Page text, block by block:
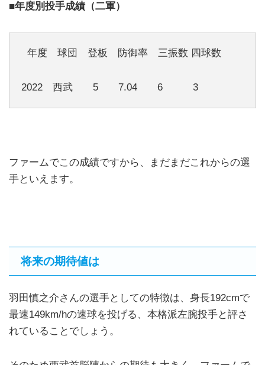
■年度別投手成績（二軍）
年度 球団 登板 防御率 三振数 四球数
2022 西武 5 7.04 6 3
ファームでこの成績ですから、まだまだこれからの選
手といえます。
将来の期待値は
羽田慎之介さんの選手としての特徴は、身長192cmで
最速149km/hの速球を投げる、本格派左腕投手と評さ
れていることでしょう。